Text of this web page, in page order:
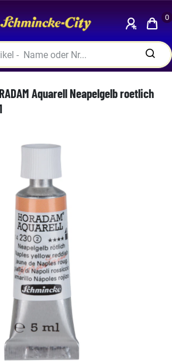
0
Aquarell Neapelgelb roetlich